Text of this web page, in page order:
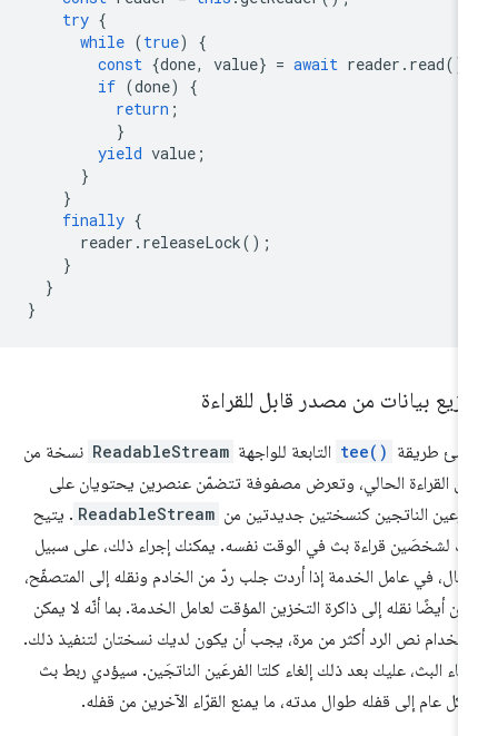
try
while (true
const {done, value = await reader.read
if (done
return
yield value
finally
reader.releaseLock
بيانات من مصدر قابل للقراءة
طريقة tee() التابعة للواجهة ReadableStream نسخة من
القراءة الحالي، وتعرض مصفوفة تتضمّن عنصرين يحتويان على
الناتجين كنسختين جديدتين من ReadableStream . يتيح
لشخصَين قراءة بث في الوقت نفسه. يمكنك إجراء ذلك، على سبيل
في عامل الخدمة إذا أردت جلب ردّ من الخادم ونقله إلى المتصفّح،
أيضًا نقله إلى ذاكرة التخزين المؤقت لعامل الخدمة. بما أنّه لا يمكن
نص الرد أكثر من مرة، يجب أن يكون لديك نسختان لتنفيذ ذلك.
البث، عليك بعد ذلك إلغاء كلتا الفرعَين الناتجَين. سيؤدي ربط بث
عام إلى قفله طوال مدته، ما يمنع القرّاء الآخرين من قفله.